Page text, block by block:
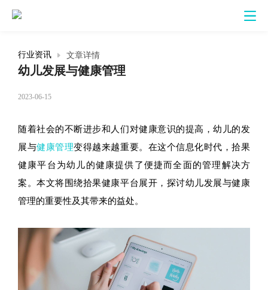
行业资讯 文章详情
幼儿发展与健康管理
2023-06-15
随着社会的不断进步和人们对健康意识的提高，幼儿的发
展与健康管理变得越来越重要。在这个信息化时代，拾果
健康平台为幼儿的健康提供了便捷而全面的管理解决方
案。本文将围绕拾果健康平台展开，探讨幼儿发展与健康
管理的重要性及其带来的益处。